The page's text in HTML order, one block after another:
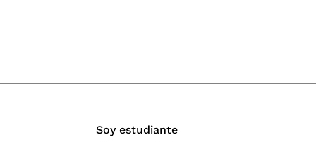
Soy estudiante